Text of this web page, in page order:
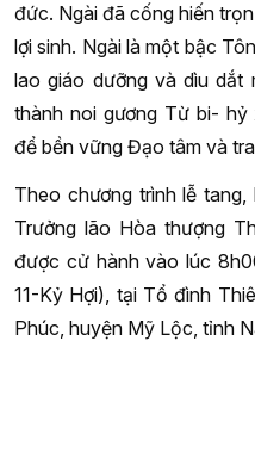
đức. Ngài đã cống hiến
lợi sinh. Ngài là một bậc
lao giáo dưỡng và dìu
thành noi gương Từ bi-
để bền vững Đạo tâm và
Theo chương trình lễ
Trưởng lão Hòa thượng
được cử hành vào lúc
11-Kỷ Hợi), tại Tổ đình
Phúc, huyện Mỹ Lộc, tỉnh